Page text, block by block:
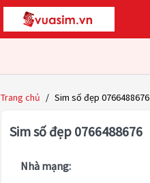
Trang chủ / Sim số đẹp 0766488676
Sim số đẹp 0766488676
Nhà mạng: